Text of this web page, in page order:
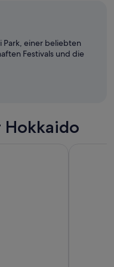
Park, einer beliebten
Festivals und die